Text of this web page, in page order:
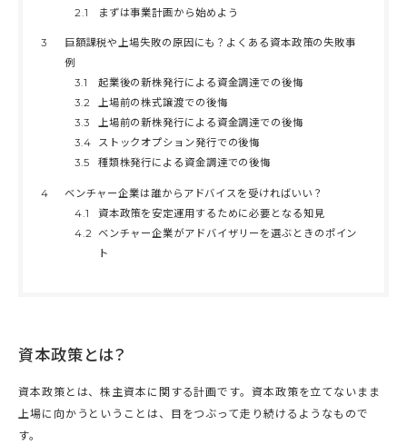
2.1
まずは事業計画から始めよう
3
巨額課税や上場失敗の原因にも？よくある資本政策の失敗事
例
3.1
起業後の新株発行による資金調達での後悔
3.2
上場前の株式譲渡での後悔
3.3
上場前の新株発行による資金調達での後悔
3.4
ストックオプション発行での後悔
3.5
種類株発行による資金調達での後悔
4
ベンチャー企業は誰からアドバイスを受ければいい？
4.1
資本政策を安定運用するために必要となる知見
4.2
ベンチャー企業がアドバイザリーを選ぶときのポイン
ト
資本政策とは？
資本政策とは、株主資本に関する計画です。資本政策を立てないまま
上場に向かうということは、目をつぶって走り続けるようなもので
す。